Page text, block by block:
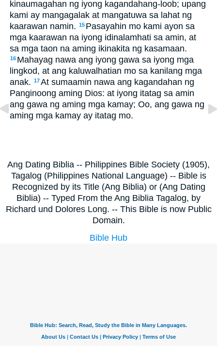
kinaumagahan ng iyong kagandahang-loob; upang
kami ay mangagalak at mangatuwa sa lahat ng
kaarawan namin. 15 Pasayahin mo kami ayon sa
mga kaarawan na iyong idinalamhati sa amin, at
sa mga taon na aming ikinakita ng kasamaan.
16 Mahayag nawa ang iyong gawa sa iyong mga
lingkod, at ang kaluwalhatian mo sa kanilang mga
anak. 17At sumaamin nawa ang kagandahan ng
Panginoong aming Dios: at iyong itatag sa amin
ang gawa ng aming mga kamay; Oo, ang gawa ng
aming mga kamay ay itatag mo.
Ang Dating Biblia -- Philippines Bible Society (1905),
Tagalog (Philippines National Language) -- Bible is
Recognized by its Title (Ang Biblia) or (Ang Dating
Biblia) -- Typed From the Ang Biblia Tagalog, by
Richard und Dolores Long. -- This Bible is now Public
Domain.
Bible Hub